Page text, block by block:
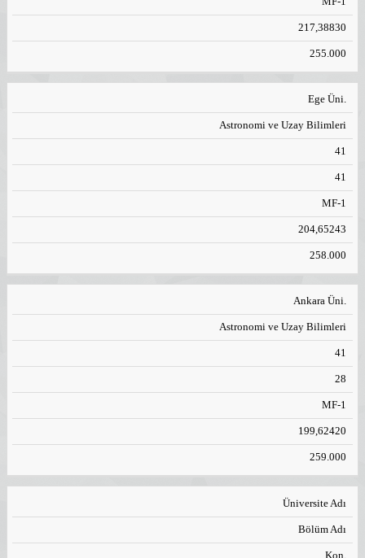
217,38830
255.000
Ege Üni.
Astronomi ve Uzay Bilimleri
41
41
MF-1
204,65243
258.000
Ankara Üni.
Astronomi ve Uzay Bilimleri
41
28
MF-1
199,62420
259.000
Üniversite Adı
Bölüm Adı
Kon.